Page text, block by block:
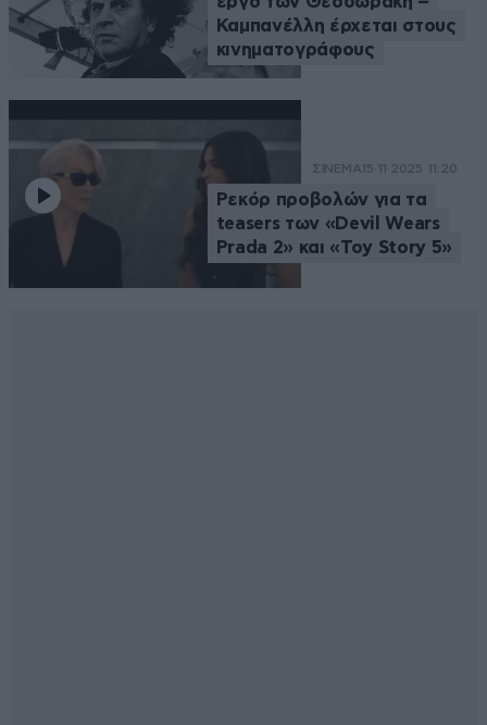
Καμπανέλλη έρχεται στους
κινηματογράφους
ΣΙΝΕΜΑ 15·11·2025 11:20
Ρεκόρ προβολών για τα
teasers των «Devil Wears
Prada 2» και «Toy Story 5»